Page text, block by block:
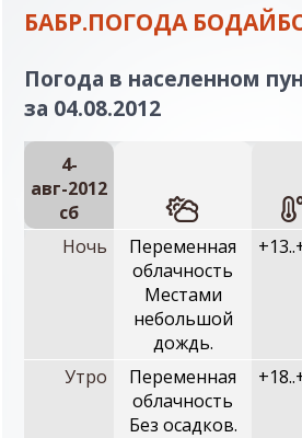
БАБР.ПОГОДА
Погода в населенном
за 04.08.2012
4-
авг-2012
сб
Ночь
Переменная
облачность
Местами
небольшой
дождь.
Утро
Переменная
облачность
Без осадков.